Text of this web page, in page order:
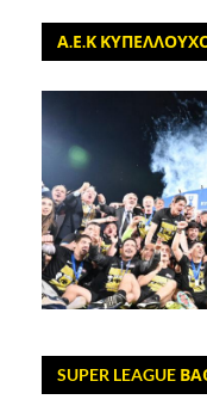
Α.Ε.Κ
SUPER LEAGUE